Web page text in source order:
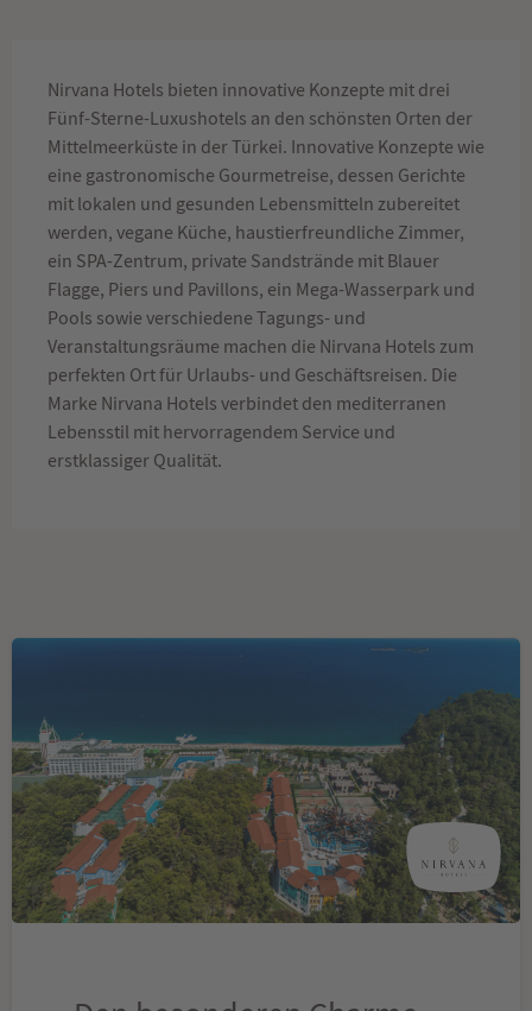
Nirvana Hotels bieten innovative Konzepte mit drei
Fünf-Sterne-Luxushotels an den schönsten Orten der
Mittelmeerküste in der Türkei. Innovative Konzepte wie
eine gastronomische Gourmetreise, dessen Gerichte
mit lokalen und gesunden Lebensmitteln zubereitet
werden, vegane Küche, haustierfreundliche Zimmer,
ein SPA-Zentrum, private Sandstrände mit Blauer
Flagge, Piers und Pavillons, ein Mega-Wasserpark und
Pools sowie verschiedene Tagungs- und
Veranstaltungsräume machen die Nirvana Hotels zum
perfekten Ort für Urlaubs- und Geschäftsreisen. Die
Marke Nirvana Hotels verbindet den mediterranen
Lebensstil mit hervorragendem Service und
erstklassiger Qualität.